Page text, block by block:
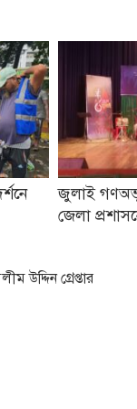
জুলাই
জেলা
উদ্দিন গ্রেপ্তার